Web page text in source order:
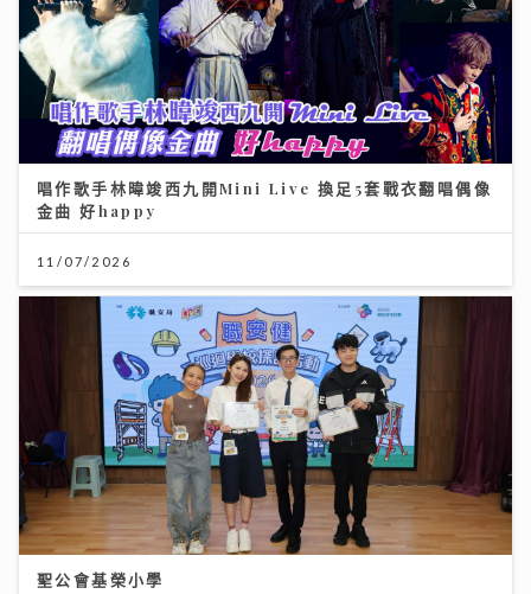
唱作歌手林暐竣西九開Mini Live 換足5套戰衣翻唱偶像
金曲 好happy
11/07/2026
聖公會基榮小學